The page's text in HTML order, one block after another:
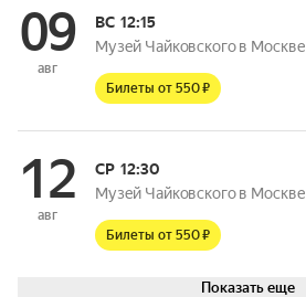
09
авг
ВС12:15
Музей Чайковского в Москве
Билеты от 550 ₽
12
авг
СР12:30
Музей Чайковского в Москве
Билеты от 550 ₽
Показать еще